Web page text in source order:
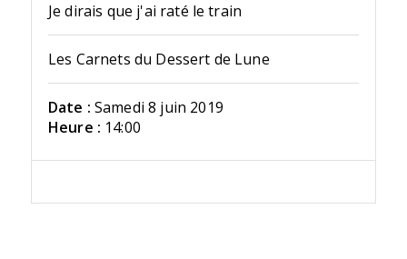
Je dirais que j'ai raté le train
Les Carnets du Dessert de Lune
Date : Samedi 8 juin 2019
Heure : 14:00